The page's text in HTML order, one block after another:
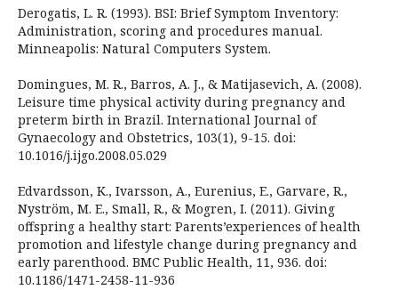
Derogatis, L. R. (1993). BSI: Brief Symptom Inventory:
Administration, scoring and procedures manual.
Minneapolis: Natural Computers System.
Domingues, M. R., Barros, A. J., & Matijasevich, A. (2008).
Leisure time physical activity during pregnancy and
preterm birth in Brazil. International Journal of
Gynaecology and Obstetrics, 103(1), 9-15. doi:
10.1016/j.ijgo.2008.05.029
Edvardsson, K., Ivarsson, A., Eurenius, E., Garvare, R.,
Nyström, M. E., Small, R., & Mogren, I. (2011). Giving
offspring a healthy start: Parents’experiences of health
promotion and lifestyle change during pregnancy and
early parenthood. BMC Public Health, 11, 936. doi:
10.1186/1471-2458-11-936